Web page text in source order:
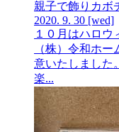
親子で飾りカボ
2020. 9. 30 [wed]
１０月はハロウ
（株）令和ホ
意いたしました
楽...